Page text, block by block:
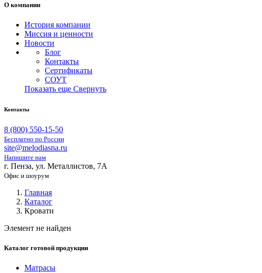
О компании
История компании
Миссия и ценности
Новости
Блог
Контакты
Сертификаты
СОУТ
Показать еще Свернуть
Контакты
8 (800) 550-15-50
Бесплатно по России
site@melodiasna.ru
Напишите нам
г. Пенза, ул. Металлистов, 7А
Офис и шоурум
Главная
Каталог
Кровати
Элемент не найден
Каталог готовой продукции
Матрасы